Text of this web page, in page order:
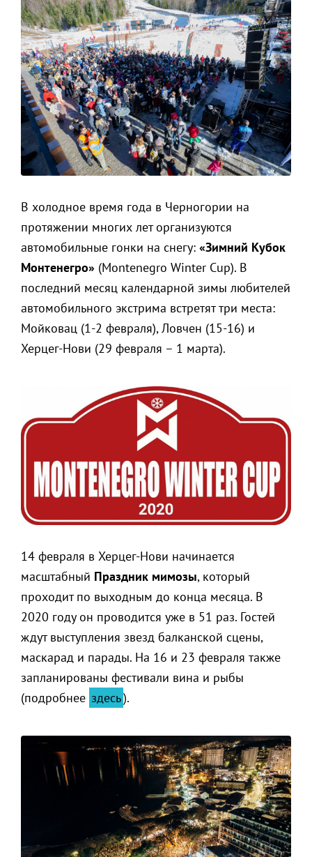
В холодное время года в Черногории на
протяжении многих лет организуются
автомобильные гонки на снегу: «Зимний Кубок
Монтенегро» (Montenegro Winter Cup). В
последний месяц календарной зимы любителей
автомобильного экстрима встретят три места:
Мойковац (1-2 февраля), Ловчен (15-16) и
Херцег-Нови (29 февраля – 1 марта).
14 февраля в Херцег-Нови начинается
масштабный Праздник мимозы, который
проходит по выходным до конца месяца. В
2020 году он проводится уже в 51 раз. Гостей
ждут выступления звезд балканской сцены,
маскарад и парады. На 16 и 23 февраля также
запланированы фестивали вина и рыбы
(подробнее здесь).